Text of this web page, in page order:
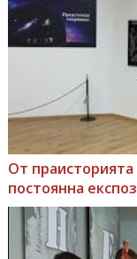
От
постоянна